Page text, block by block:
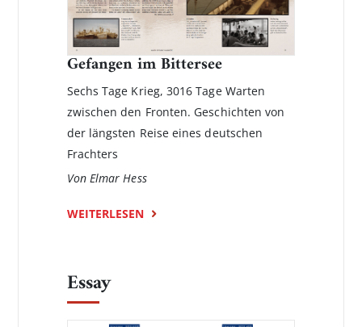
Gefangen im Bittersee
Sechs Tage Krieg, 3016 Tage Warten
zwischen den Fronten. Geschichten von
der längsten Reise eines deutschen
Frachters
Von Elmar Hess
WEITERLESEN
Essay